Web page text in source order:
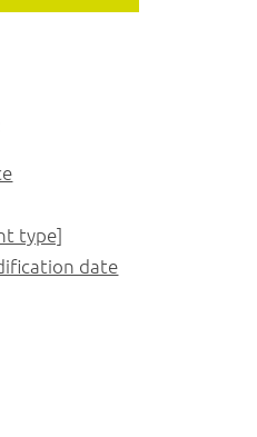
type]
date